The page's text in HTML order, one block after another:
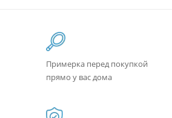
Примерка перед покупкой
прямо у вас дома